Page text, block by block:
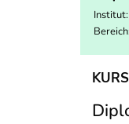
Institut:
Bereich: